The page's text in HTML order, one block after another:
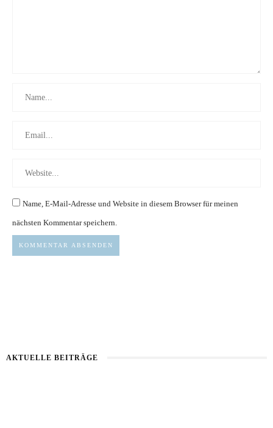
Name, E-Mail-Adresse und Website in diesem Browser für meinen
nächsten Kommentar speichern.
AKTUELLE BEITRÄGE